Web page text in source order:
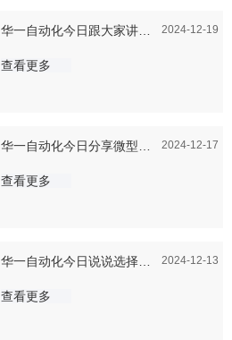
2024-12-19
华一自动化今日跟大家讲讲
隆兴变频器的应用领域有哪
查看更多
2024-12-17
华一自动化今日分享微型减
速电机的分类有哪些！
查看更多
2024-12-13
华一自动化今日说说选择赛
福SKD间歇分割器时需要注
查看更多